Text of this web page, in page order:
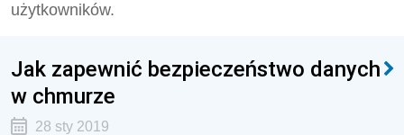
użytkowników.
Jak zapewnić bezpieczeństwo danych
w chmurze
28 sty 2019